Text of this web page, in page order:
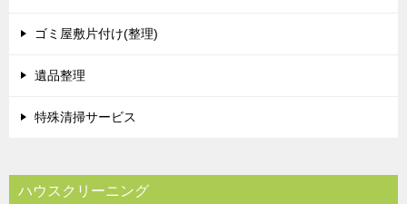
ゴミ屋敷片付け(整理)
遺品整理
特殊清掃サービス
ハウスクリーニング